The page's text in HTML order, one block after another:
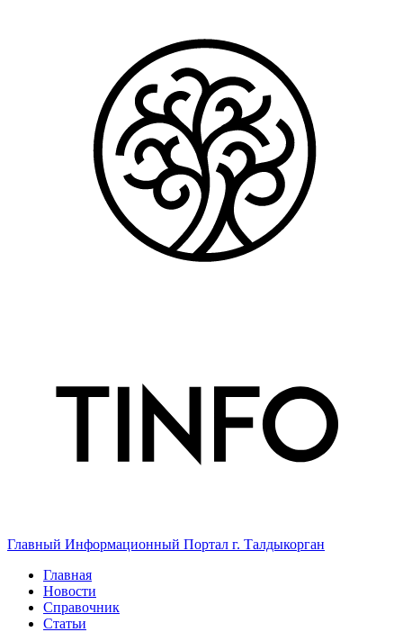
Главный Информационный Портал г. Талдыкорган
Главная
Новости
Справочник
Статьи